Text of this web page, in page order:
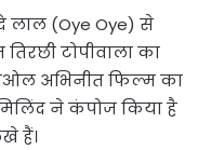
लाल (Oye Oye) से
टोपीवाला का
देओल अभिनीत फिल्म का
ने कंपोज किया है
हैं।